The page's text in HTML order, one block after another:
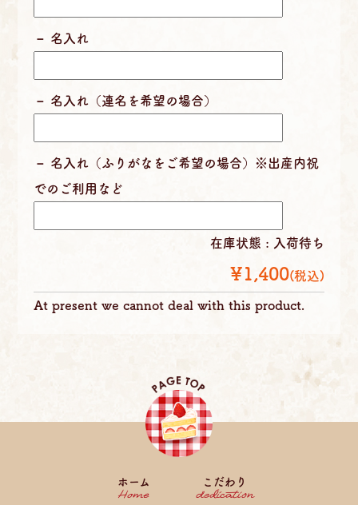
名入れ
名入れ（連名を希望の場合）
名入れ（ふりがなをご希望の場合）※出産内祝
でのご利用など
在庫状態 : 入荷待ち
¥1,400(税込)
At present we cannot deal with this product.
ホーム こだわり